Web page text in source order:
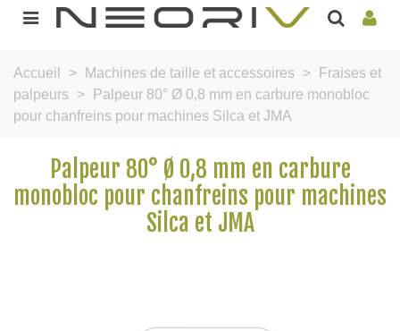
Accueil > Machines de taille et accessoires >
Fraises et
palpeurs
>
Palpeur 80° Ø 0,8 mm en carbure monobloc
pour chanfreins pour machines Silca et JMA
Palpeur 80° Ø 0,8 mm en carbure
monobloc pour chanfreins pour machines
Silca et JMA